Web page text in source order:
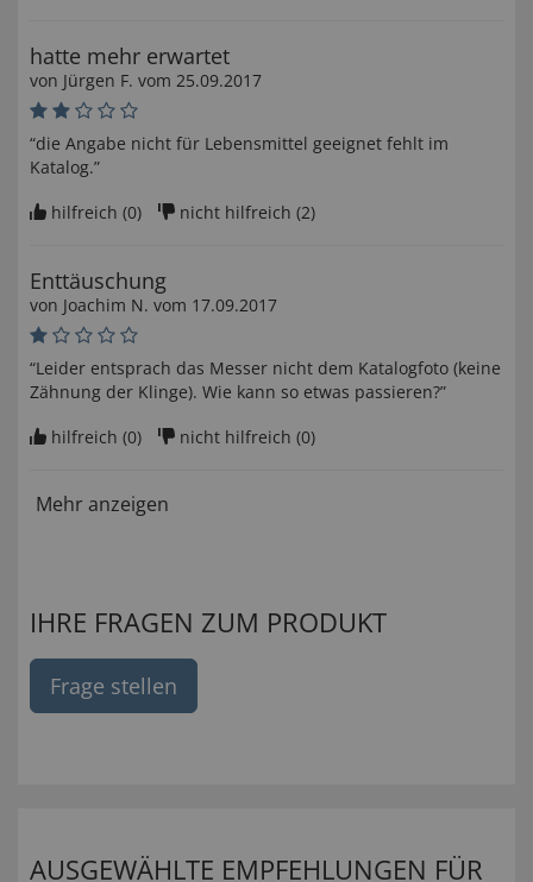
hatte mehr erwartet
von Jürgen F. vom 25.09.2017
“die Angabe nicht für Lebensmittel geeignet fehlt im
Katalog.”
hilfreich (0) nicht hilfreich (2)
Enttäuschung
von Joachim N. vom 17.09.2017
“Leider entsprach das Messer nicht dem Katalogfoto (keine
Zähnung der Klinge). Wie kann so etwas passieren?”
hilfreich (0) nicht hilfreich (0)
Mehr anzeigen
IHRE FRAGEN ZUM PRODUKT
Frage stellen
AUSGEWÄHLTE EMPFEHLUNGEN FÜR